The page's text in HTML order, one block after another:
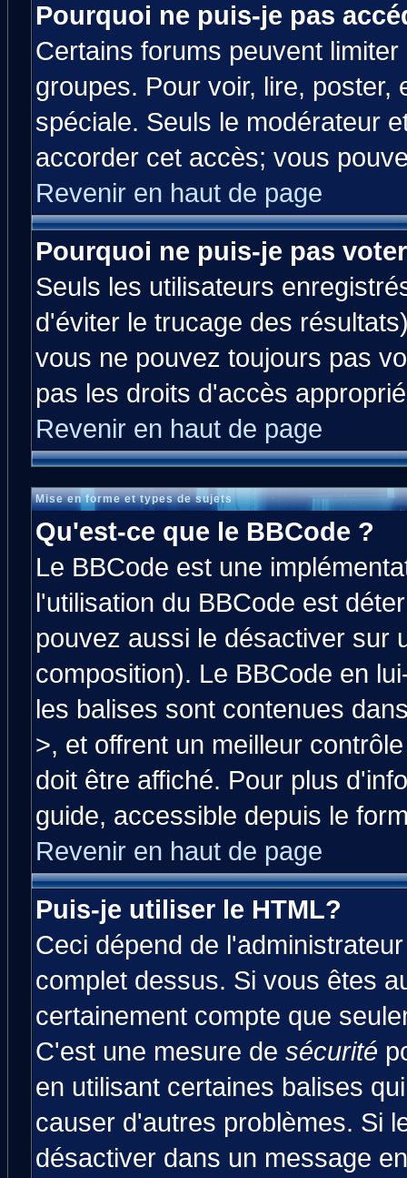
Pourquoi ne puis-je pas
Certains forums peuvent
groupes. Pour voir, lire,
spéciale. Seuls le modérateur
accorder cet accès; vous
Revenir en haut de page
Pourquoi ne puis-je pas
Seuls les utilisateurs
d'éviter le trucage des
vous ne pouvez toujours pas
pas les droits d'accès
Revenir en haut de page
Mise en forme et types de sujets
Qu'est-ce que le BBCode ?
Le BBCode est une
l'utilisation du BBCode est
pouvez aussi le désactiver sur
composition). Le BBCode en
les balises sont contenues
>, et offrent un meilleur
doit être affiché. Pour plus
guide, accessible depuis le
Revenir en haut de page
Puis-je utiliser le HTML?
Ceci dépend de
complet dessus. Si vous êtes
certainement compte que
C'est une mesure de sécurité
en utilisant certaines balises
causer d'autres problèmes. Si
désactiver dans un message